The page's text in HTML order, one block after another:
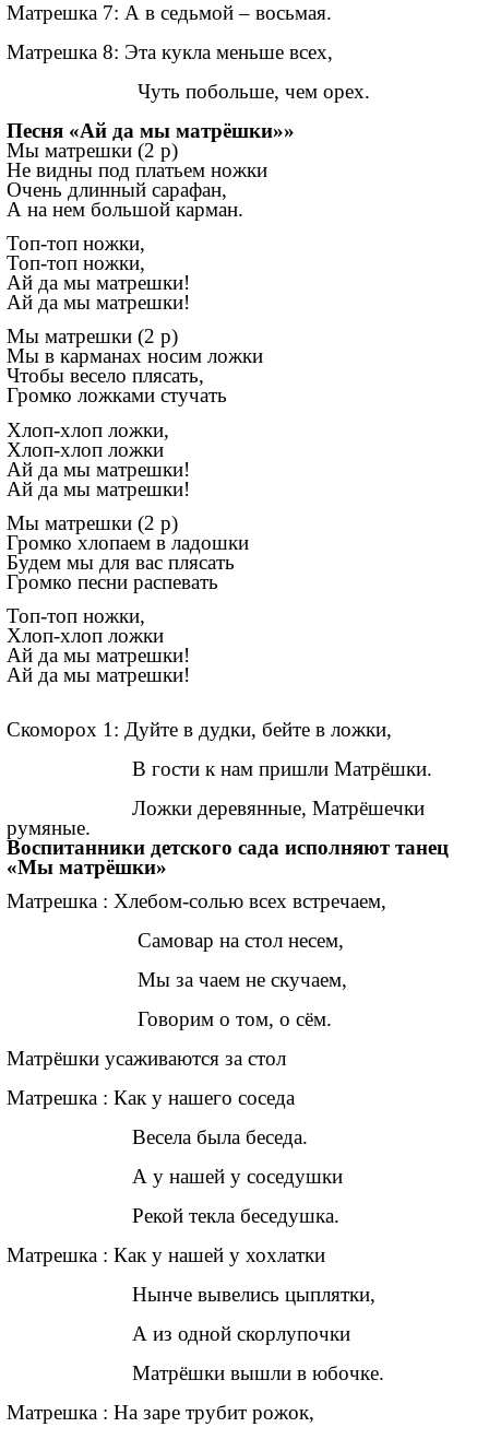
Матрешка 7: А в седьмой – восьмая.
Матрешка 8: Эта кукла меньше всех,
Чуть побольше, чем орех.
Песня «Ай да мы матрёшки»»
Мы матрешки (2 р)
Не видны под платьем ножки
Очень длинный сарафан,
А на нем большой карман.
Топ-топ ножки,
Топ-топ ножки,
Ай да мы матрешки!
Ай да мы матрешки!
Мы матрешки (2 р)
Мы в карманах носим ложки
Чтобы весело плясать,
Громко ложками стучать
Хлоп-хлоп ложки,
Хлоп-хлоп ложки
Ай да мы матрешки!
Ай да мы матрешки!
Мы матрешки (2 р)
Громко хлопаем в ладошки
Будем мы для вас плясать
Громко песни распевать
Топ-топ ножки,
Хлоп-хлоп ложки
Ай да мы матрешки!
Ай да мы матрешки!
Скоморох 1: Дуйте в дудки, бейте в ложки,
В гости к нам пришли Матрёшки.
Ложки деревянные, Матрёшечки
румяные.
Воспитанники детского сада исполняют танец
«Мы матрёшки»
Матрешка : Хлебом-солью всех встречаем,
Самовар на стол несем,
Мы за чаем не скучаем,
Говорим о том, о сём.
Матрёшки усаживаются за стол
Матрешка : Как у нашего соседа
Весела была беседа.
А у нашей у соседушки
Рекой текла беседушка.
Матрешка : Как у нашей у хохлатки
Нынче вывелись цыплятки,
А из одной скорлупочки
Матрёшки вышли в юбочке.
Матрешка : На заре трубит рожок,